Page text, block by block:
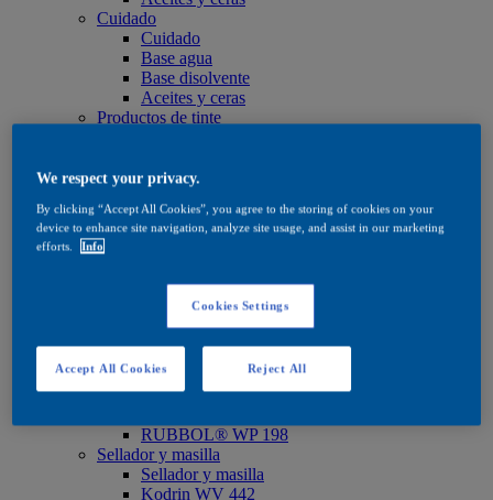
Cuidado
Cuidado
Base agua
Base disolvente
Aceites y ceras
Productos de tinte
Base disolvente
Quick Search
Buscador de productos
Exterior
Impregnación
CETOL® WP 567 BPD*
Imprimación
CETOL® WP 566
RUBBOL® WP 198
Sellador y masilla
Sellador y masilla
Kodrin WV 442
We respect your privacy.
By clicking “Accept All Cookies”, you agree to the storing of cookies on your
device to enhance site navigation, analyze site usage, and assist in our marketing
efforts.
Info
Cookies Settings
Reject All
Accept All Cookies